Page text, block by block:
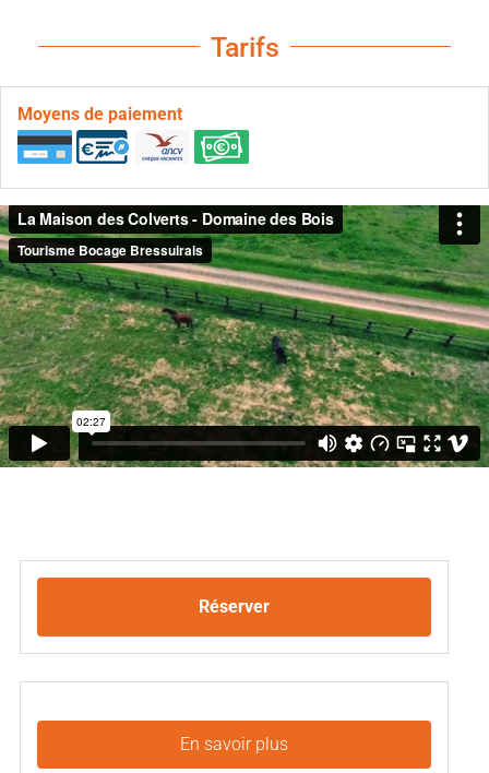
Tarifs
Moyens de paiement
Réserver
En savoir plus